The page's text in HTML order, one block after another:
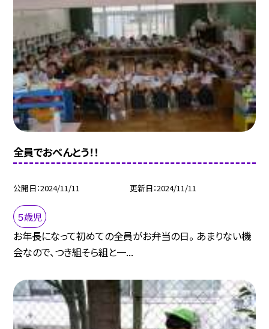
全員でおべんとう！！
公開日 2024/11/11 更新日 2024/11/11
５歳児
お年長になって初めての全員がお弁当の日。 あまりない機
会なので、つき組そら組と一...